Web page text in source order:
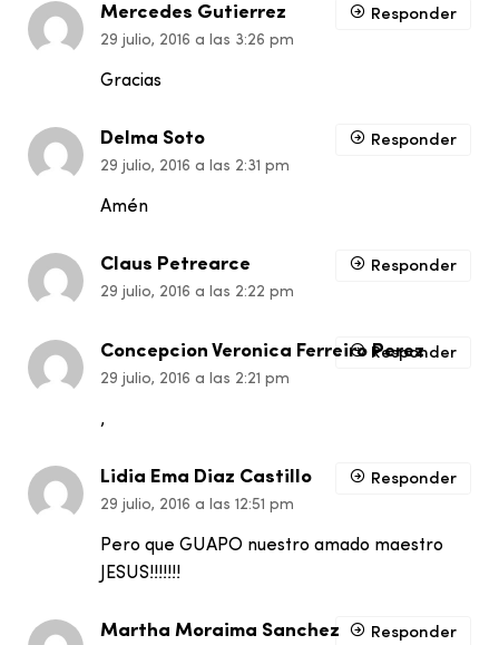
Mercedes Gutierrez
29 julio, 2016 a las 3:26 pm
Gracias
Responder
Delma Soto
29 julio, 2016 a las 2:31 pm
Amén
Responder
Claus Petrearce
29 julio, 2016 a las 2:22 pm
Responder
Concepcion Veronica Ferreiro Perez
29 julio, 2016 a las 2:21 pm
,
Responder
Lidia Ema Diaz Castillo
29 julio, 2016 a las 12:51 pm
Pero que GUAPO nuestro amado maestro
JESUS!!!!!!!
Responder
Martha Moraima Sanchez Responder